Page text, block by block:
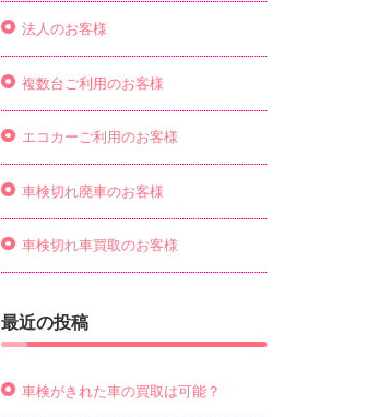
法人のお客様
複数台ご利用のお客様
エコカーご利用のお客様
車検切れ廃車のお客様
車検切れ車買取のお客様
最近の投稿
車検がきれた車の買取は可能？